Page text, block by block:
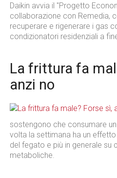
Daikin avvia il "Progetto
collaborazione con Remedia,
recuperare e rigenerare i gas
condizionatori residenziali a
La frittura fa
anzi no
sostengono che consumare
volta la settimana ha un
del fegato e più in generale su
metaboliche.